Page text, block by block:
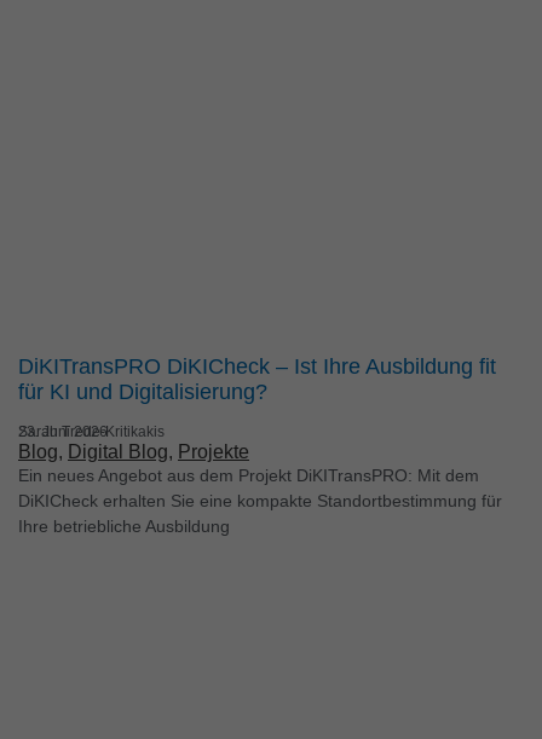
DiKITransPRO DiKICheck – Ist Ihre Ausbildung fit
für KI und Digitalisierung?
Sarah Trede-Kritikakis
23. Juni 2026
Blog, Digital Blog, Projekte
Ein neues Angebot aus dem Projekt DiKITransPRO: Mit dem
DiKICheck erhalten Sie eine kompakte Standortbestimmung für
Ihre betriebliche Ausbildung